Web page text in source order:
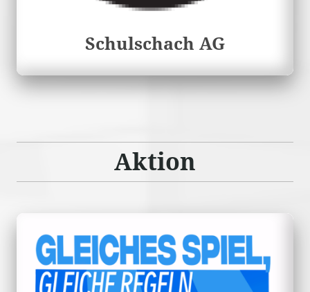
Schulschach AG
Aktion